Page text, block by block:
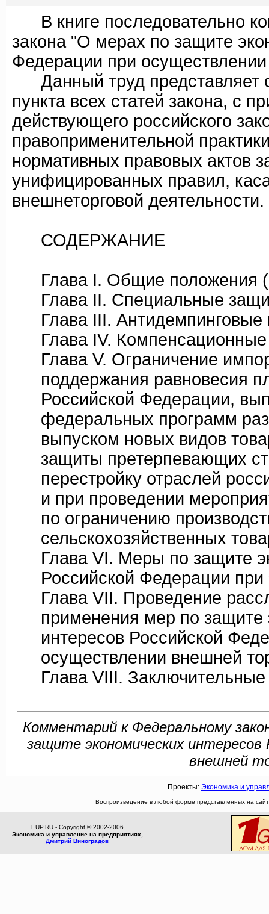
В книге последовательно
закона "О мерах по защите
Федерации при
Данный труд представляет
пункта всех статей закона, с
действующего российского
правоприменительной
нормативных правовых актов
унифицированных правил,
внешнеторговой деятельности.
СОДЕРЖАНИЕ
Глава I. Общие положения
Глава II. Специальные
Глава III. Антидемпинговые
Глава IV. Компенсационные
Глава V. Ограничение
поддержания равновесия
Российской Федерации,
федеральных программ
выпуском новых видов
защиты претерпевающих
перестройку отраслей
и при проведении
по ограничению
сельскохозяйственных
Глава VI. Меры по защите
Российской Федерации при
Глава VII. Проведение
применения мер по защите
интересов Российской
осуществлении внешней
Глава VIII. Заключительные
Комментарий к Федеральному
защите экономических
внешней
Проекты: Экономика и
Воспроизведение в любой форме представленных на
EUP.RU - Copyright © 2002-2006
Экономика и управление на предприятиях,
Дмитрий Виноградов